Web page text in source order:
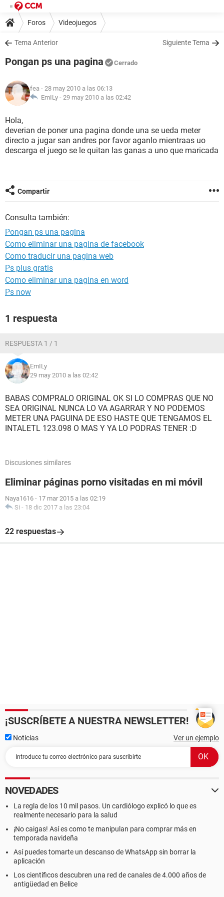
Foros Videojuegos
Tema Anterior Siguiente Tema
Pongan ps una pagina Cerrado
fea - 28 may 2010 a las 06:13
EmILy - 29 may 2010 a las 02:42
Hola,
deverian de poner una pagina donde una se ueda meter
directo a jugar san andres por favor aganlo mientraas uo
descarga el juego se le quitan las ganas a uno que maricada
Compartir
Consulta también:
Pongan ps una pagina
Como eliminar una pagina de facebook
Como traducir una pagina web
Ps plus gratis
Como eliminar una pagina en word
Ps now
1 respuesta
RESPUESTA 1 / 1
EmILy
29 may 2010 a las 02:42
BABAS COMPRALO ORIGINAL OK SI LO COMPRAS QUE NO
SEA ORIGINAL NUNCA LO VA AGARRAR Y NO PODEMOS
METER UNA PAGUINA DE ESO HASTE QUE TENGAMOS EL
INTALETL 123.098 O MAS Y YA LO PODRAS TENER :D
Discusiones similares
Eliminar páginas porno visitadas en mi móvil
Naya1616 - 17 mar 2015 a las 02:19
Si - 18 dic 2017 a las 23:04
22 respuestas
¡SUSCRÍBETE A NUESTRA NEWSLETTER!
Noticias Ver un ejemplo
NOVEDADES
La regla de los 10 mil pasos. Un cardiólogo explicó lo que es
realmente necesario para la salud
¡No caigas! Así es como te manipulan para comprar más en
temporada navideña
Así puedes tomarte un descanso de WhatsApp sin borrar la
aplicación
Los científicos descubren una red de canales de 4.000 años de
antigüedad en Belice